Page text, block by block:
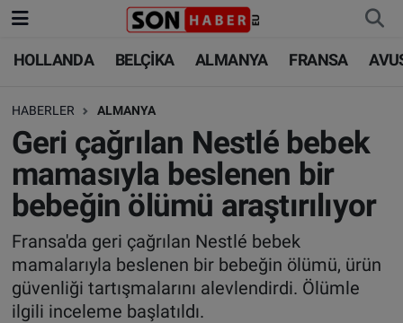
HOLLANDA BELÇİKA ALMANYA FRANSA
HABERLER ALMANYA
Geri çağrılan Nestlé bebek
mamasıyla beslenen bir
bebeğin ölümü araştırılıyor
Fransa'da geri çağrılan Nestlé bebek
mamalarıyla beslenen bir bebeğin ölümü, ürün
güvenliği tartışmalarını alevlendirdi. Ölümle
ilgili inceleme başlatıldı.
HOLLANDA
BELÇİKA
ALMANYA
FRANSA
AVUSTURYA
SAĞLIK - YAŞAM
HOLLANDA
BELÇİKA
ALMANYA
TÜRKİYE
DÜNYA
BİLİM-TEKNOLOJİ
Nöbetçi Eczaneler
Hava Durumu
Trafik Durumu
Süper Lig Puan Durumu ve Fikstür
Tüm Manşetler
Son Dakika Haberleri